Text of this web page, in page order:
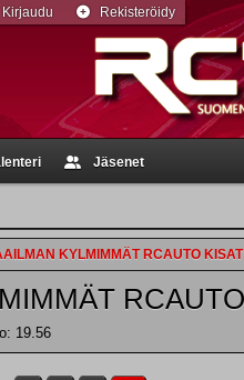
Jäsenet
Kirjaudu Rekisteröidy
KYLMIMMÄT RCAUTO
19.56